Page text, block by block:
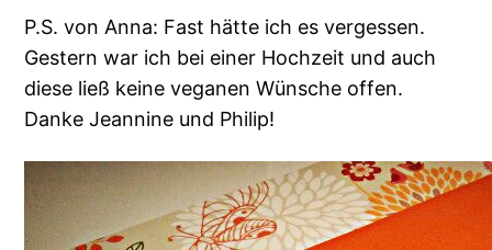
P.S. von Anna: Fast hätte ich es vergessen.
Gestern war ich bei einer Hochzeit und auch
diese ließ keine veganen Wünsche offen.
Danke Jeannine und Philip!